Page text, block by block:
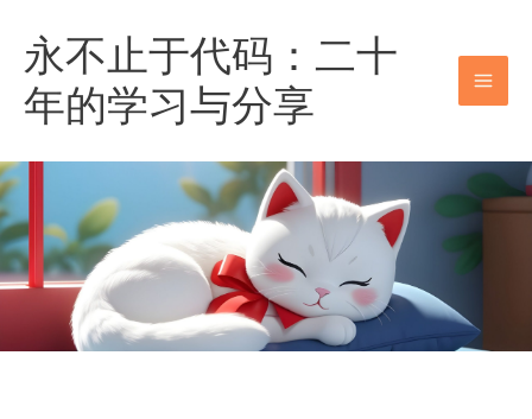
永不止于代码：二十
年的学习与分享